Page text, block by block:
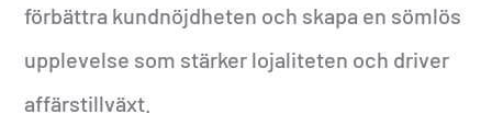
förbättra kundnöjdheten och skapa en sömlös
upplevelse som stärker lojaliteten och driver
affärstillväxt.